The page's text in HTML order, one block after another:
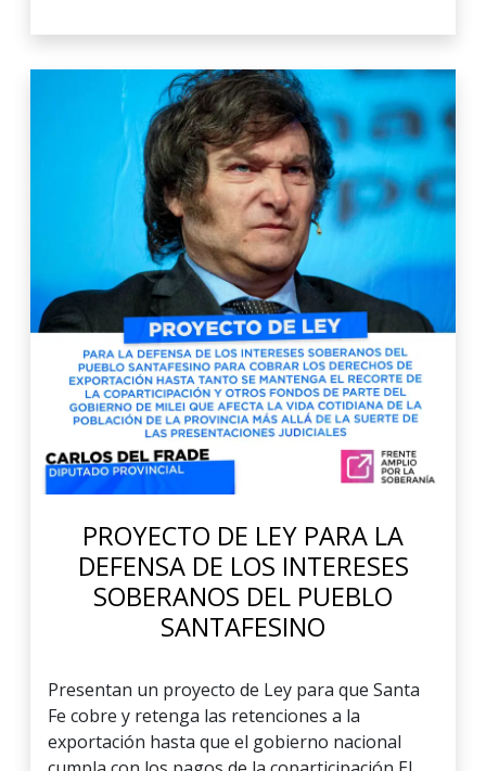
PROYECTO DE LEY PARA LA
DEFENSA DE LOS INTERESES
SOBERANOS DEL PUEBLO
SANTAFESINO
Presentan un proyecto de Ley para que Santa
Fe cobre y retenga las retenciones a la
exportación hasta que el gobierno nacional